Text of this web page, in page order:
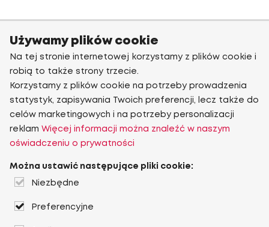
Używamy plików cookie
Na tej stronie internetowej korzystamy z plików cookie i
robią to także strony trzecie.
Korzystamy z plików cookie na potrzeby prowadzenia
statystyk, zapisywania Twoich preferencji, lecz także do
celów marketingowych i na potrzeby personalizacji
reklam Więcej informacji można znaleźć w naszym
oświadczeniu o prywatności
Można ustawić następujące pliki cookie:
Niezbędne
Preferencyjne